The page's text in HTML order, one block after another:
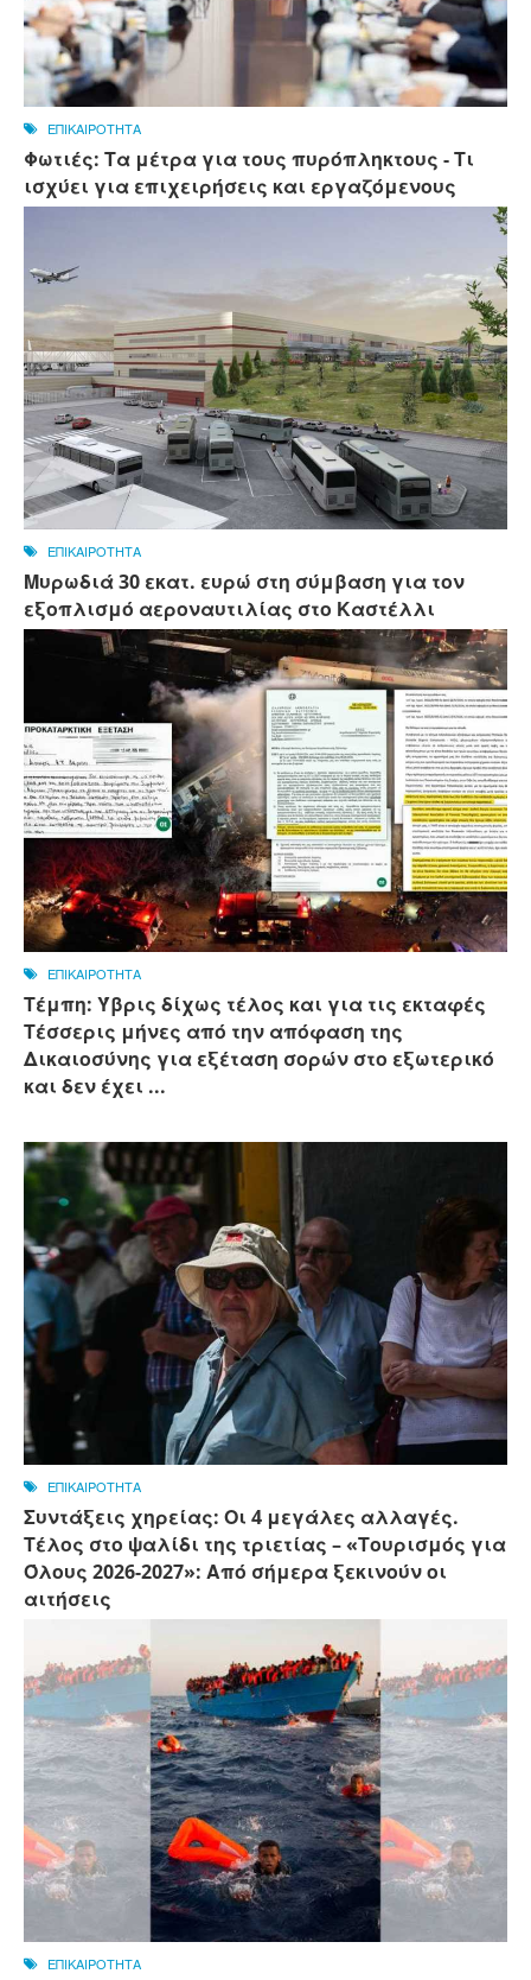
ΕΠΙΚΑΙΡΟΤΗΤΑ
Φωτιές: Τα μέτρα για τους πυρόπληκτους - Τι
ισχύει για επιχειρήσεις και εργαζόμενους
ΕΠΙΚΑΙΡΟΤΗΤΑ
Μυρωδιά 30 εκατ. ευρώ στη σύμβαση για τον
εξοπλισμό αεροναυτιλίας στο Καστέλλι
ΕΠΙΚΑΙΡΟΤΗΤΑ
Τέμπη: Ύβρις δίχως τέλος και για τις εκταφές
Τέσσερις μήνες από την απόφαση της
Δικαιοσύνης για εξέταση σορών στο εξωτερικό
και δεν έχει ...
ΕΠΙΚΑΙΡΟΤΗΤΑ
Συντάξεις χηρείας: Οι 4 μεγάλες αλλαγές.
Τέλος στο ψαλίδι της τριετίας – «Τουρισμός για
Όλους 2026-2027»: Από σήμερα ξεκινούν οι
αιτήσεις
ΕΠΙΚΑΙΡΟΤΗΤΑ